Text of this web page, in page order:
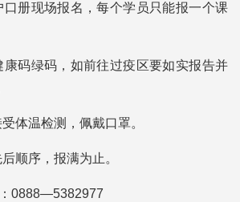
口册现场报名，每个学员只能报一个课
康码绿码，如前往过疫区要如实报告并
体温检测，佩戴口罩。
顺序，报满为止。
0888—5382977